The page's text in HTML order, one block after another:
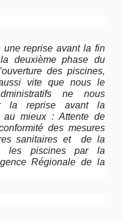
une reprise avant la fin
deuxième phase du
des piscines,
vite que nous le
ne nous
la reprise avant la
au mieux : Attente de
des mesures
sanitaires et de la
les piscines par la
Régionale de la